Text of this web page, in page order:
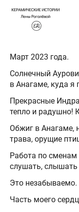
Март 2023 года.
Солнечный
в Анагаме, куда я
Прекрасные
тепло и радушно!
Обжиг в Анагаме,
трава, орущие
Работа по
слушать, слышать
Это незабываемо.
Часть моего